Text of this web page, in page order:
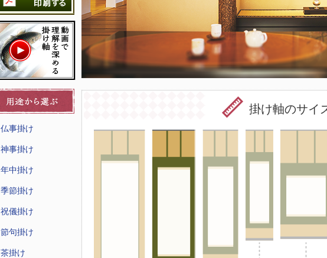
仏事掛け
神事掛け
年中掛け
季節掛け
祝儀掛け
節句掛け
茶掛け
掛け軸のサイ